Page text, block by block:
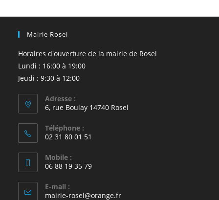
Mairie Rosel
Horaires d'ouverture de la mairie de Rosel
Lundi : 16:00 à 19:00
Jeudi : 9:30 à 12:00
Adresse :
6, rue Boulay 14740 Rosel
Téléphone :
02 31 80 01 51
Mobile :
06 88 19 35 79
E-mail :
mairie-rosel@orange.frS’ouvre